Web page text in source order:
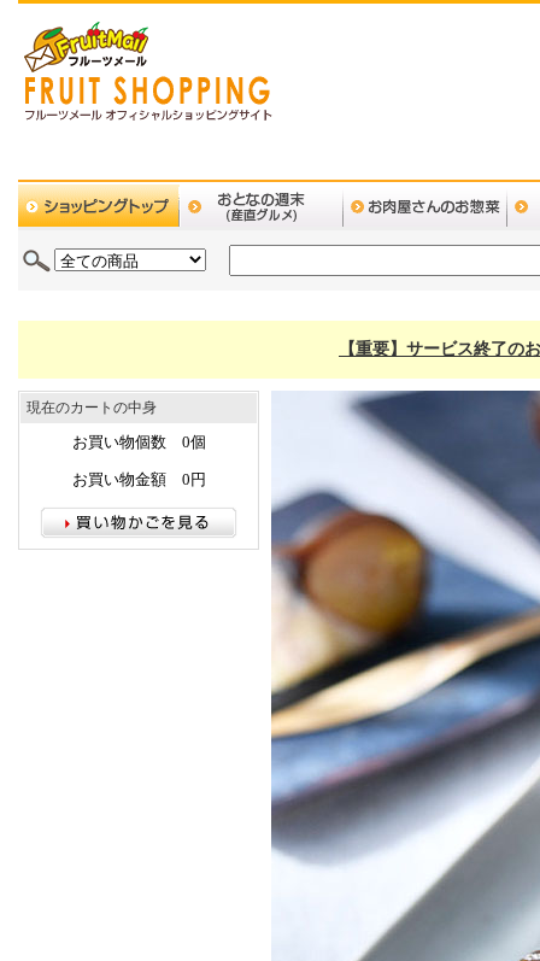
【重要】サービス終了の
現在のカートの中身
お買い物個数 0個
お買い物金額 0円